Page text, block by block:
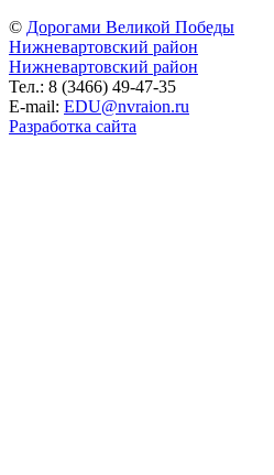
© Дорогами Великой Победы
Нижневартовский район
Нижневартовский район
Тел.: 8 (3466) 49-47-35
E-mail: EDU@nvraion.ru
Разработка сайта